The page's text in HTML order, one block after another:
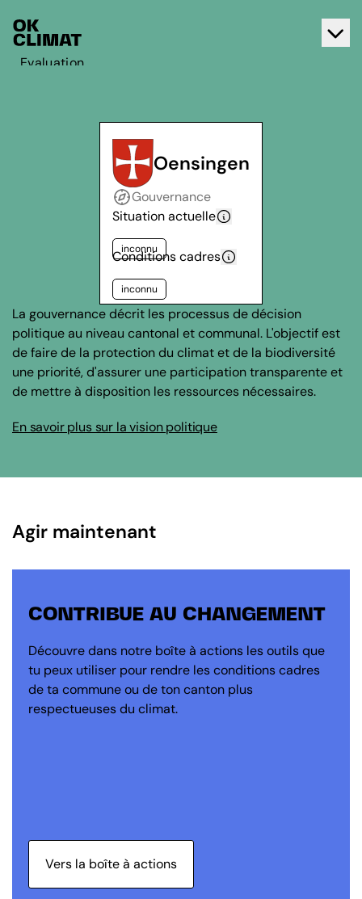
Evaluation
Oensingen
Gouvernance
Situation actuelle
inconnu
Conditions cadres
inconnu
La gouvernance décrit les processus de décision
politique au niveau cantonal et communal. L'objectif est
de faire de la protection du climat et de la biodiversité
une priorité, d'assurer une participation transparente et
de mettre à disposition les ressources nécessaires.
En savoir plus sur la vision politique
Agir maintenant
CONTRIBUE AU CHANGEMENT
Découvre dans notre boîte à actions les outils que
tu peux utiliser pour rendre les conditions cadres
de ta commune ou de ton canton plus
respectueuses du climat.
Vers la boîte à actions